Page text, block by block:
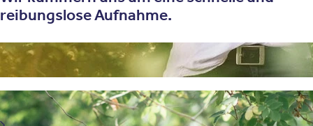
reibungslose Aufnahme.
Behandlungsfelder der Psychoedukation